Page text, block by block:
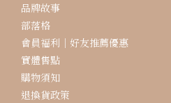
品牌故事
部落格
會員福利｜好友推薦優惠
實體售點
購物須知
退換貨政策